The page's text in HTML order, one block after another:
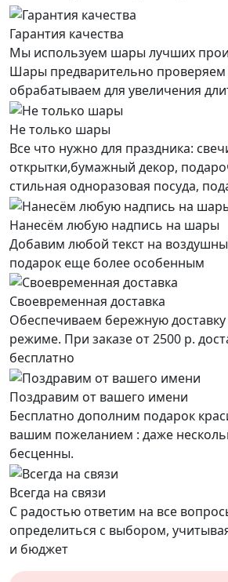
Гарантия качества
Мы используем шары лучших
Шары предварительно проверяем
обрабатываем для увеличения
Не только шары
Все что нужно для праздника:
открытки,бумажный декор,
стильная одноразовая посуда,
Нанесём любую надпись на шары
Добавим любой текст на
подарок еще более особенным
Своевременная доставка
Обеспечиваем бережную доставку
режиме. При заказе от 2500 р.
бесплатно
Поздравим от вашего имени
Бесплатно дополним подарок
вашим пожеланием : даже
бесценны.
Всегда на связи
С радостью ответим на все
определиться с выбором,
и бюджет